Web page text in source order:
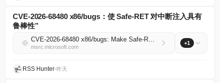
CVE-2026-68480 x86/bugs：使 Safe-RET 对中断注入具有
鲁棒性”
CVE-2026-68480 x86/bugs: Make Safe-RET robust against interrupt injection
msrc.microsoft.com
+1
RSS Hunter•昨天